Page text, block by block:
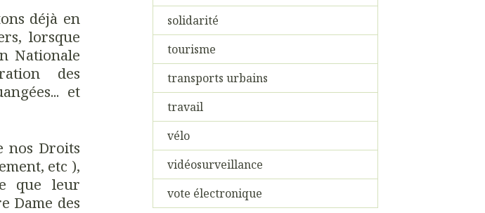
déjà en
lorsque
Nationale
des
et
nos Droits
etc ),
que leur
Dame des
solidarité
tourisme
transports urbains
travail
vélo
vidéosurveillance
vote électronique